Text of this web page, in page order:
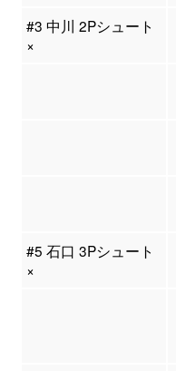
#3 中川 2Pシュート
×
#5 石口 3Pシュート
×